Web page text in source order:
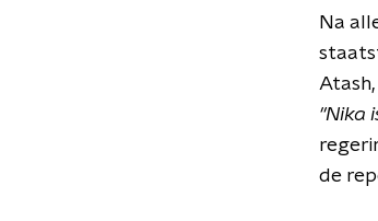
Na
"Nika
de